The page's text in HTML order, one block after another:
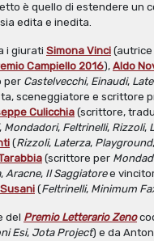
è quello di estendere un
edita e inedita.
i giurati Simona Vinci
Campiello 2016), Aldo
per Castelvecchi, Einaudi,
sceneggiatore e scrittore
Culicchia (scrittore,
, Mondadori, Feltrinelli, Rizzoli,
(Rizzoli, Laterza, Playground,
(scrittore per
, Aracne, Il Saggiatoree
(Feltrinelli, Minimum
del Premio Letterario Zeno
Esi, Jota Project) e da